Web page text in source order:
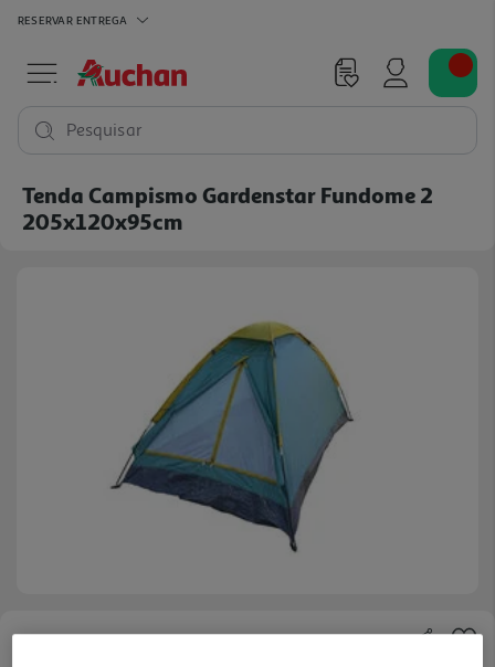
RESERVAR ENTREGA
Pesquisar
Tenda Campismo Gardenstar Fundome 2
205x120x95cm